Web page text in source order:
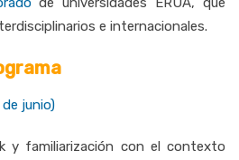
e internacionales.
de junio)
y familiarización con el contexto